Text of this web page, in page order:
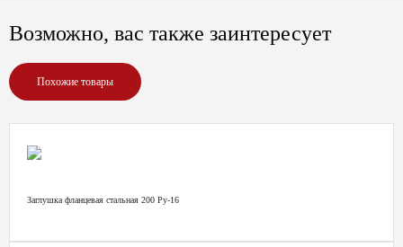
Возможно, вас также заинтересует
Похожие товары
Заглушка фланцевая стальная 200 Ру-16